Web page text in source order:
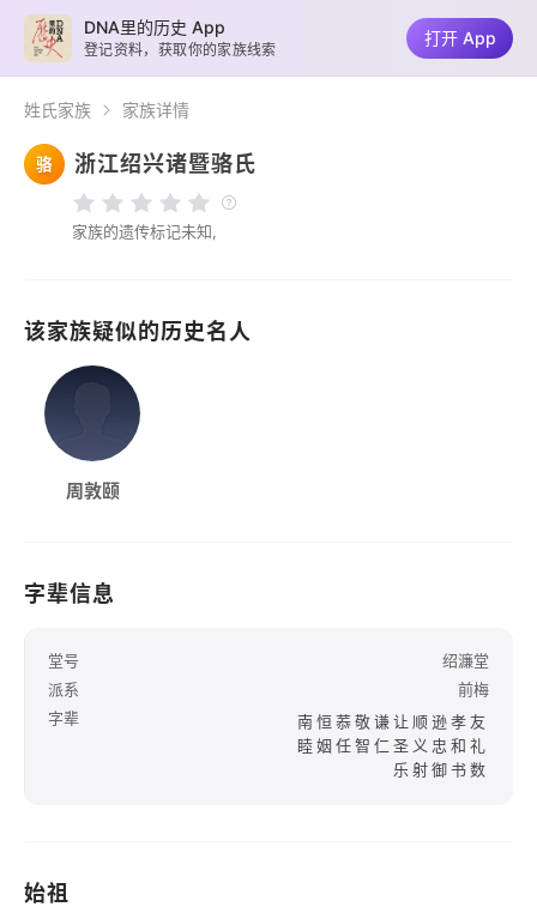
姓氏家族 家族详情
骆 浙江绍兴诸暨骆氏
家族的遗传标记未知,
该家族疑似的历史名人
周敦颐
字辈信息
堂号
绍濂堂
派系
前梅
字辈
南恒菾敬谦让顺逊孝友
睦姻任智仁圣义忠和礼
乐射御书数
始祖
DNA里的历史 App
登记资料，获取你的家族线索
打开 App